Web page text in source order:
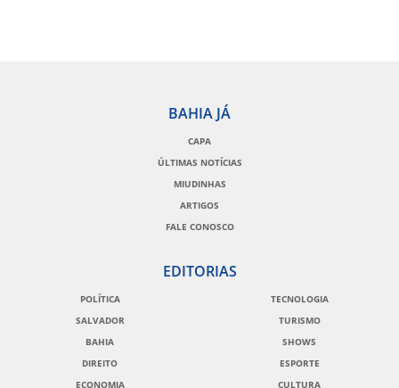
BAHIA JÁ
CAPA
ÚLTIMAS NOTÍCIAS
MIUDINHAS
ARTIGOS
FALE CONOSCO
EDITORIAS
POLÍTICA
SALVADOR
BAHIA
DIREITO
ECONOMIA
TECNOLOGIA
TURISMO
SHOWS
ESPORTE
CULTURA